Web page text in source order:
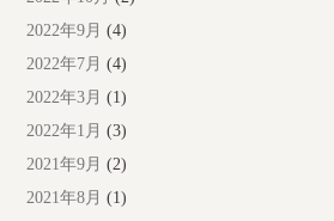
2022年9月 (4)
2022年7月 (4)
2022年3月 (1)
2022年1月 (3)
2021年9月 (2)
2021年8月 (1)